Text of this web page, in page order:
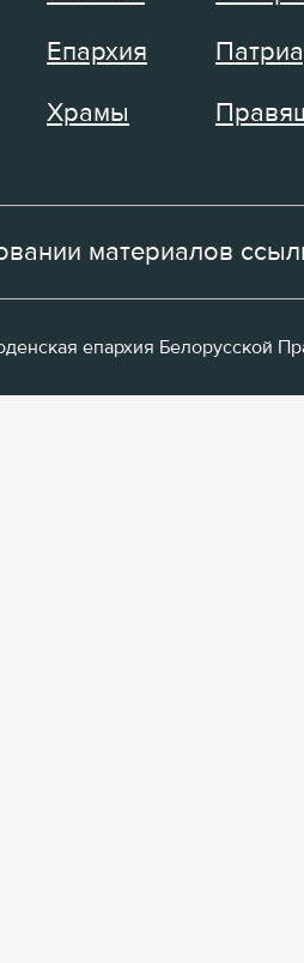
Епархия
Храмы
материалов
епархия Белорусской